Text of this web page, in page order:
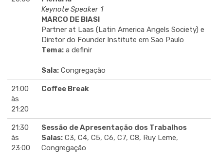
Keynote Speaker 1
MARCO DE BIASI
Partner at Laas (Latin America Angels Society) e
Diretor do Founder Institute em Sao Paulo
Tema: a definir
Sala: Congregação
21:00
às
21:20
Coffee Break
21:30
às
23:00
Sessão de Apresentação dos Trabalhos
Salas: C3, C4, C5, C6, C7, C8, Ruy Leme,
Congregação